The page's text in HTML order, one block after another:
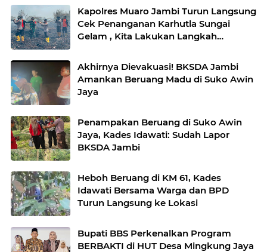
Kapolres Muaro Jambi Turun Langsung
Cek Penanganan Karhutla Sungai
Gelam , Kita Lakukan Langkah
Akhirnya Dievakuasi! BKSDA Jambi
Amankan Beruang Madu di Suko Awin
Jaya
Penampakan Beruang di Suko Awin
Jaya, Kades Idawati: Sudah Lapor
BKSDA Jambi
Heboh Beruang di KM 61, Kades
Idawati Bersama Warga dan BPD
Turun Langsung ke Lokasi
Bupati BBS Perkenalkan Program
BERBAKTI di HUT Desa Mingkung Jaya